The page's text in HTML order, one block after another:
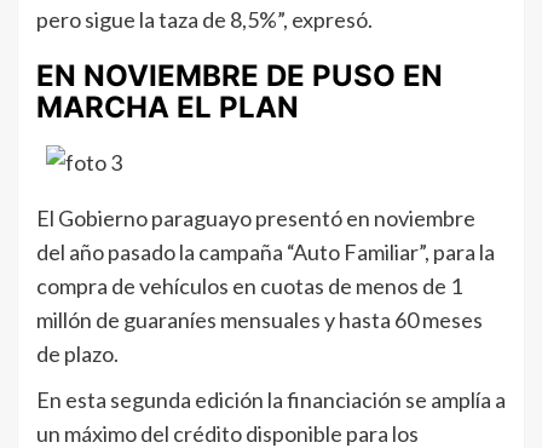
pero sigue la taza de 8,5%”, expresó.
EN NOVIEMBRE DE PUSO EN
MARCHA EL PLAN
El Gobierno paraguayo presentó en noviembre
del año pasado la campaña “Auto Familiar”, para la
compra de vehículos en cuotas de menos de 1
millón de guaraníes mensuales y hasta 60 meses
de plazo.
En esta segunda edición la financiación se amplía a
un máximo del crédito disponible para los